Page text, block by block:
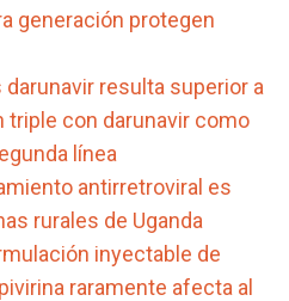
generación protegen
resulta superior a
triple con darunavir como
línea
antirretroviral es
rurales de Uganda
inyectable de
raramente afecta al